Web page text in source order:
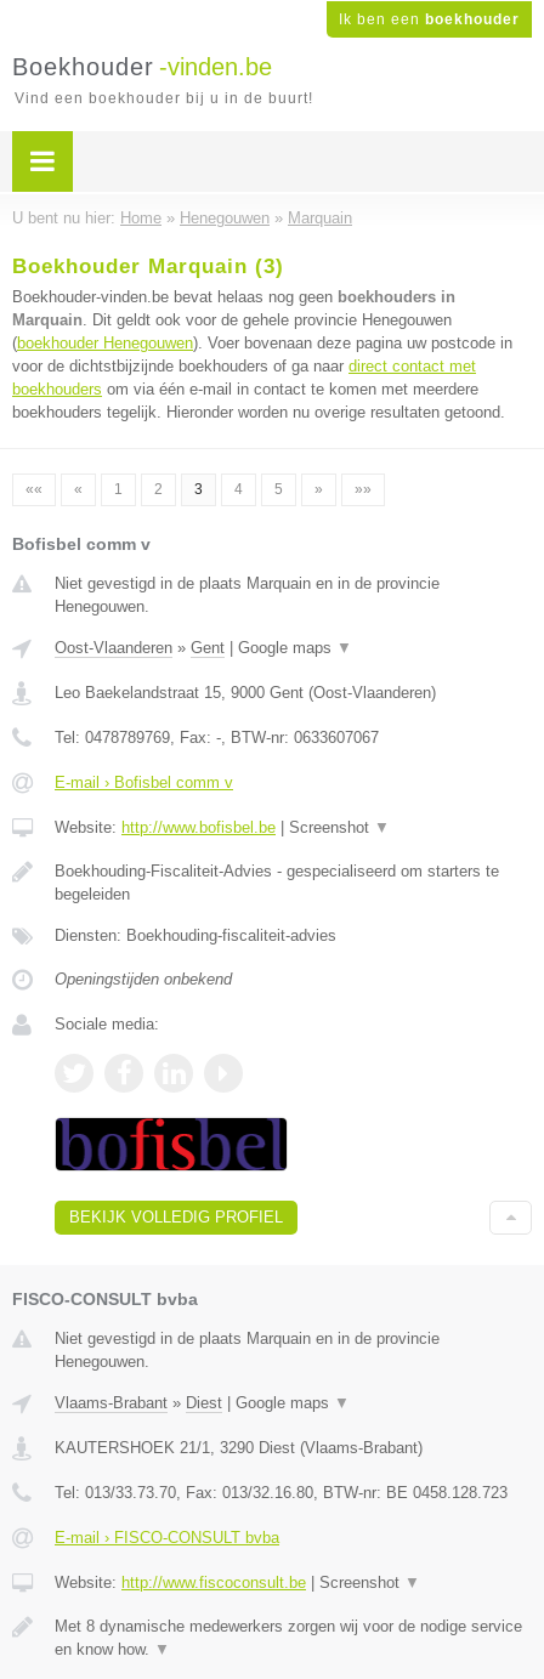
Ik ben een boekhouder
Boekhouder -vinden.be
Vind een boekhouder bij u in de buurt!
U bent nu hier: Home » Henegouwen » Marquain
Boekhouder Marquain (3)
Boekhouder-vinden.be bevat helaas nog geen boekhouders in
Marquain. Dit geldt ook voor de gehele provincie Henegouwen
(boekhouder Henegouwen). Voer bovenaan deze pagina uw postcode in
voor de dichtstbijzijnde boekhouders of ga naar direct contact met
boekhouders om via één e-mail in contact te komen met meerdere
boekhouders tegelijk. Hieronder worden nu overige resultaten getoond.
«« « 1 2 3 4 5 » »»
Bofisbel comm v
Niet gevestigd in de plaats Marquain en in de provincie
Henegouwen.
Oost-Vlaanderen » Gent Google maps ▼
Leo Baekelandstraat 15, 9000 Gent (Oost-Vlaanderen)
Tel: 0478789769, Fax: -, BTW-nr: 0633607067
E-mail › Bofisbel comm v
Website: http://www.bofisbel.be Screenshot ▼
Boekhouding-Fiscaliteit-Advies - gespecialiseerd om starters te
begeleiden
Diensten: Boekhouding-fiscaliteit-advies
Openingstijden onbekend
Sociale media:
BEKIJK VOLLEDIG PROFIEL
FISCO-CONSULT bvba
Niet gevestigd in de plaats Marquain en in de provincie
Henegouwen.
Vlaams-Brabant » Diest | Google maps ▼
KAUTERSHOEK 21/1 3290 Diest (Vlaams-Brabant)
Tel: 013/33.73.70 , Fax: 013/32.16.80 , BTW-nr: BE 0458.128.723
E-mail › FISCO-CONSULT bvba
Website: http://www.fiscoconsult.be | Screenshot ▼
Met 8 dynamische medewerkers zorgen wij voor de nodige service
en know how. ▼